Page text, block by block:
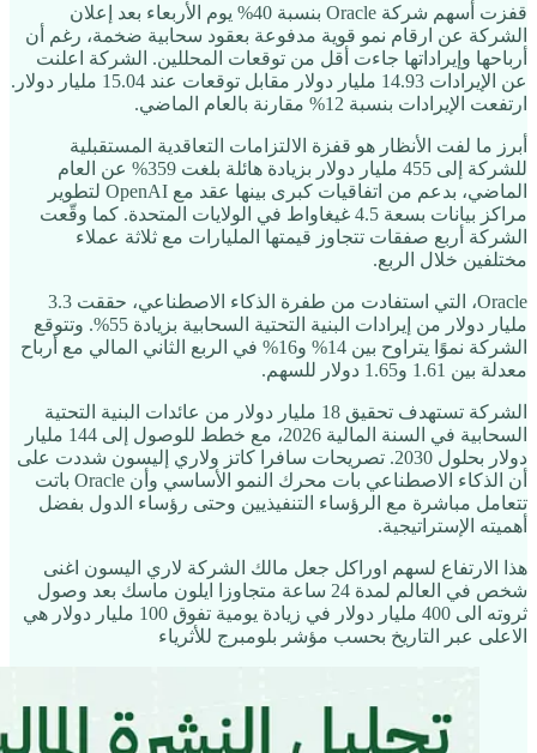
قفزت أسهم شركة Oracle بنسبة 40% يوم الأربعاء بعد إعلان
الشركة عن ارقام نمو قوية مدفوعة بعقود سحابية ضخمة، رغم أن
أرباحها وإيراداتها جاءت أقل من توقعات المحللين. الشركة اعلنت
عن الإيرادات 14.93 مليار دولار مقابل توقعات عند 15.04 مليار دولار.
ارتفعت الإيرادات بنسبة 12% مقارنة بالعام الماضي.
أبرز ما لفت الأنظار هو قفزة الالتزامات التعاقدية المستقبلية
للشركة إلى 455 مليار دولار بزيادة هائلة بلغت 359% عن العام
الماضي، بدعم من اتفاقيات كبرى بينها عقد مع OpenAI لتطوير
مراكز بيانات بسعة 4.5 غيغاواط في الولايات المتحدة. كما وقّعت
الشركة أربع صفقات تتجاوز قيمتها المليارات مع ثلاثة عملاء
مختلفين خلال الربع.
Oracle، التي استفادت من طفرة الذكاء الاصطناعي، حققت 3.3
مليار دولار من إيرادات البنية التحتية السحابية بزيادة 55%. وتتوقع
الشركة نموًا يتراوح بين 14% و16% في الربع الثاني المالي مع أرباح
معدلة بين 1.61 و1.65 دولار للسهم.
الشركة تستهدف تحقيق 18 مليار دولار من عائدات البنية التحتية
السحابية في السنة المالية 2026، مع خطط للوصول إلى 144 مليار
دولار بحلول 2030. تصريحات سافرا كاتز ولاري إليسون شددت على
أن الذكاء الاصطناعي بات محرك النمو الأساسي وأن Oracle باتت
تتعامل مباشرة مع الرؤساء التنفيذيين وحتى رؤساء الدول بفضل
أهميته الإستراتيجية.
هذا الارتفاع لسهم اوراكل جعل مالك الشركة لاري اليسون اغنى
شخص في العالم لمدة 24 ساعة متجاوزا ايلون ماسك بعد وصول
ثروته الى 400 مليار دولار في زيادة يومية تفوق 100 مليار دولار هي
الاعلى عبر التاريخ بحسب مؤشر بلومبرج للأثرياء